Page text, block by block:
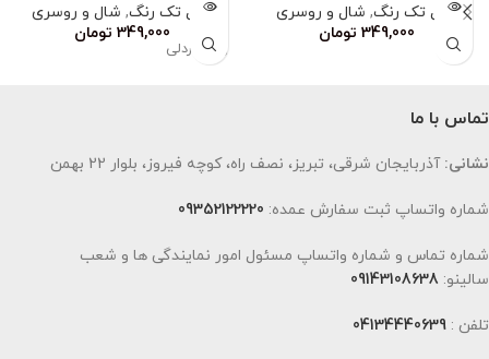
شال تک رنگ, شال و روسری
349,000 تومان
شال تک رنگ, شال و روسری
349,000 تومان
رنگ خردلی
تماس با ما
نشانی: آذربایجان شرقی، تبریز، نصف راه، کوچه فیروز، بلوار 22 بهمن
شماره واتساپ ثبت سفارش عمده: 09352122220
شماره تماس و شماره واتساپ مسئول امور نمایندگی ها و شعب
سالینو: 09143108638
تلفن : 04134440639